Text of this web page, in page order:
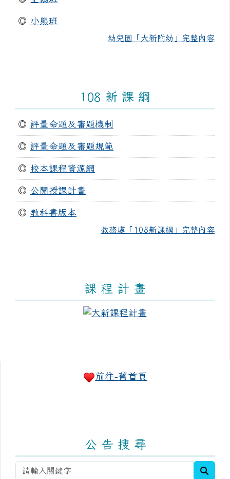
◎ 小熊班
幼兒園「大新附幼」完整內容
108 新 課 綱
◎ 評量命題及審題機制
◎ 評量命題及審題規範
◎ 校本課程資源網
◎ 公開授課計畫
◎ 教科書版本
教務處「108新課綱」完整內容
課 程 計 畫
前往-舊首頁
公 告 搜 尋